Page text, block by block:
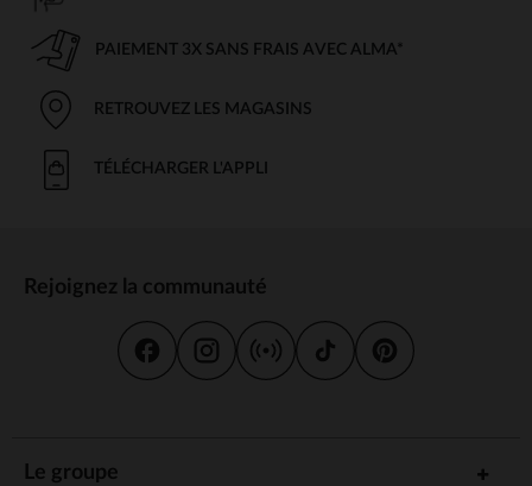
PAIEMENT 3X SANS FRAIS AVEC ALMA*
RETROUVEZ LES MAGASINS
TÉLÉCHARGER L'APPLI
Rejoignez la communauté
Le groupe